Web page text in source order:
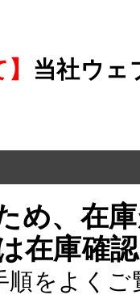
当社ウェ
ド
め、在
在庫確
順をよくご